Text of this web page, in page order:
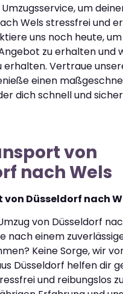
um
Wels stressfrei und
uns noch heute,
zu erhalten und
erhalten. Vertraue
einen
dich schnell und
von
nach Wels
Düsseldorf nach
von Düsseldorf
nach einem
Keine Sorge, wir
Düsseldorf helfen dir
und reibungslos